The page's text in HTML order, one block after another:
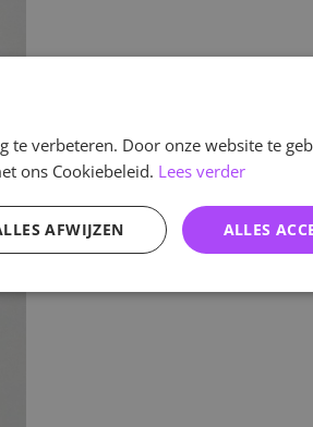
te verbeteren. Door onze website te
ons Cookiebeleid. Lees verder
ALLES
AFWIJZEN